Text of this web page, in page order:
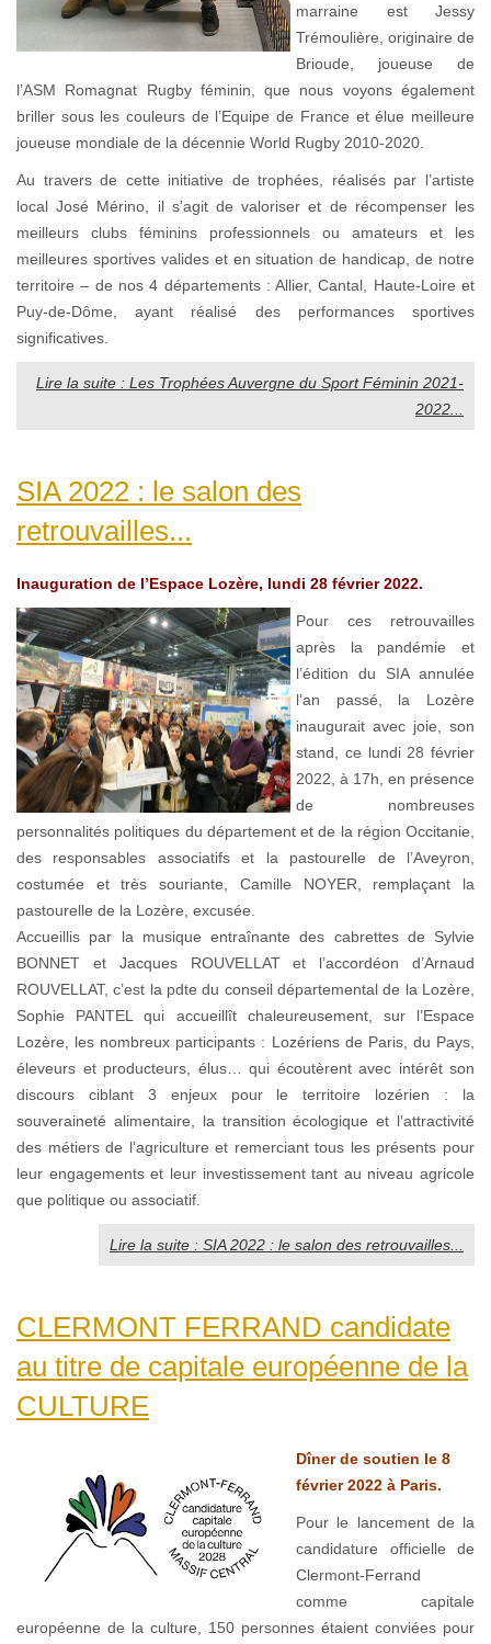
marraine est Jessy
Trémoulière, originaire de
Brioude, joueuse de
l’ASM Romagnat Rugby féminin, que nous voyons également
briller sous les couleurs de l’Equipe de France et élue meilleure
joueuse mondiale de la décennie World Rugby 2010-2020.
Au travers de cette initiative de trophées, réalisés par l’artiste
local José Mérino, il s’agit de valoriser et de récompenser les
meilleurs clubs féminins professionnels ou amateurs et les
meilleures sportives valides et en situation de handicap, de notre
territoire – de nos 4 départements : Allier, Cantal, Haute-Loire et
Puy-de-Dôme, ayant réalisé des performances sportives
significatives.
Lire la suite : Les Trophées Auvergne du Sport Féminin 2021-
2022...
SIA 2022 : le salon des
retrouvailles...
Inauguration de l’Espace Lozère, lundi 28 février 2022.
Pour ces retrouvailles
après la pandémie et
l’édition du SIA annulée
l’an passé, la Lozère
inaugurait avec joie, son
stand, ce lundi 28 février
2022, à 17h, en présence
de nombreuses
personnalités politiques du département et de la région Occitanie,
des responsables associatifs et la pastourelle de l’Aveyron,
costumée et très souriante, Camille NOYER, remplaçant la
pastourelle de la Lozère, excusée.
Accueillis par la musique entraînante des cabrettes de Sylvie
BONNET et Jacques ROUVELLAT et l’accordéon d’Arnaud
ROUVELLAT, c’est la pdte du conseil départemental de la Lozère,
Sophie PANTEL qui accueillît chaleureusement, sur l’Espace
Lozère, les nombreux participants : Lozériens de Paris, du Pays,
éleveurs et producteurs, élus… qui écoutèrent avec intérêt son
discours ciblant 3 enjeux pour le territoire lozérien : la
souveraineté alimentaire, la transition écologique et l’attractivité
des métiers de l’agriculture et remerciant tous les présents pour
leur engagements et leur investissement tant au niveau agricole
que politique ou associatif.
Lire la suite : SIA 2022 : le salon des retrouvailles...
CLERMONT FERRAND candidate
au titre de capitale européenne de la
CULTURE
Dîner de soutien le 8
février 2022 à Paris.
Pour le lancement de la
candidature officielle de
Clermont-Ferrand
comme capitale
européenne de la culture, 150 personnes étaient conviées pour